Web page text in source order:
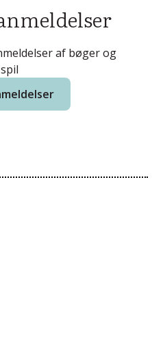
af bøger og
spil